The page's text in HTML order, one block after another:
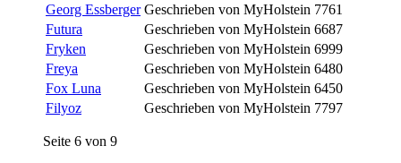
Georg Essberger Geschrieben von MyHolstein 7761
Futura
Geschrieben von MyHolstein 6687
Fryken
Geschrieben von MyHolstein 6999
Freya
Geschrieben von MyHolstein 6480
Fox Luna
Geschrieben von MyHolstein 6450
Filyoz
Geschrieben von MyHolstein 7797
Seite 6 von 9